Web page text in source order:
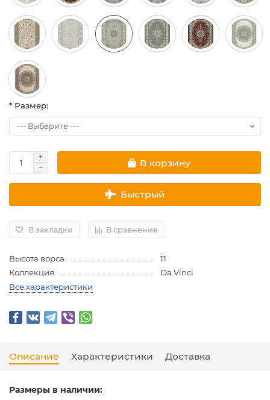
* Размер:
В корзину
Быстрый
В закладки В сравнение
Высота ворса
11
Коллекция
Da Vinci
Все характеристики
Описание Характеристики Доставка
Размеры в наличии: